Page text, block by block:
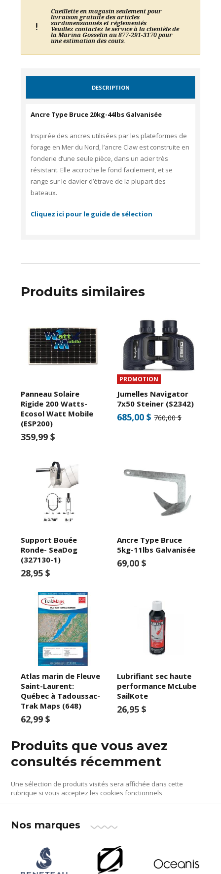
Cueillette en magasin seulement pour
livraison gratuite des articles
surdimensionnés et réglementés.
Veuillez contactez le service à la clientèle de
la Marina Gosselin au 877-291-3170 pour
une estimation des couts.
DESCRIPTION
Ancre Type Bruce 20kg-44lbs Galvanisée
Inspirée des ancres utilisées par les plateformes de
forage en Mer du Nord, l’ancre Claw est construite en
fonderie d’une seule pièce, dans un acier très
résistant. Elle accroche le fond facilement, et se
range sur le davier d’étrave de la plupart des
bateaux.
Cliquez ici pour le guide de sélection
Produits similaires
Panneau Solaire
Rigide 200 Watts-
Ecosol Watt Mobile
(ESP200)
359,99 $
PROMOTION
Jumelles Navigator
7x50 Steiner (S2342)
685,00 $ 760,00 $
Support Bouée
Ronde- SeaDog
(327130-1)
28,95 $
Ancre Type Bruce
5kg-11lbs Galvanisée
69,00 $
Atlas marin de Fleuve
Saint-Laurent:
Québec à Tadoussac-
Trak Maps (648)
62,99 $
Lubrifiant sec haute
performance McLube
SailKote
26,95 $
Produits que vous avez
consultés récemment
Une sélection de produits visités sera affichée dans cette
rubrique si vous acceptez les cookies fonctionnels
Nos marques